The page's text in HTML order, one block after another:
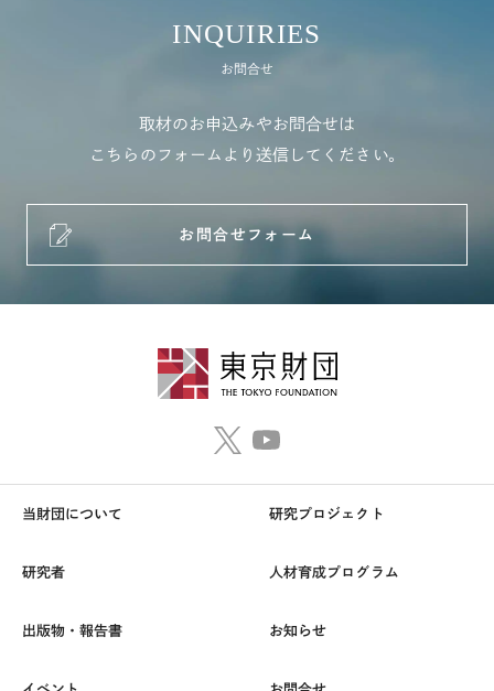
INQUIRIES
お問合せ
取材のお申込みやお問合せは
こちらのフォームより送信してください。
お問合せフォーム
当財団について 研究プロジェクト
研究者 人材育成プログラム
出版物・報告書 お知らせ